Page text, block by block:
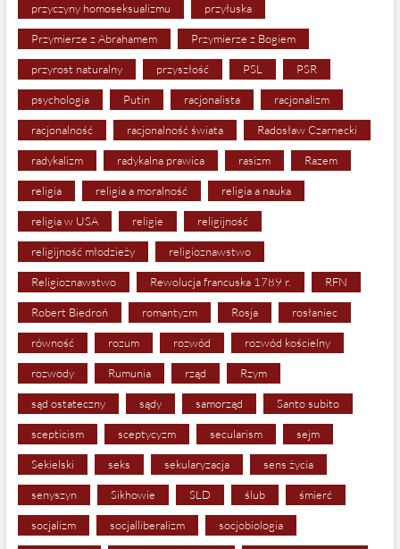
przyczyny homoseksualizmu przyłuska
Przymierze z Abrahamem Przymierze z Bogiem
przyrost naturalny przyszłość PSL PSR
psychologia Putin racjonalista racjonalizm
racjonalność racjonalność świata Radosław Czarnecki
radykalizm radykalna prawica rasizm Razem
religia religia a moralność religia a nauka
religia w USA religie religijność
religijność młodzieży religioznawstwo
Religioznawstwo Rewolucja francuska 1789 r. RFN
Robert Biedroń romantyzm Rosja rosłaniec
równość rozum rozwód rozwód kościelny
rozwody Rumunia rząd Rzym
sąd ostateczny sądy samorząd Santo subito
scepticism sceptycyzm secularism sejm
Sekielski seks sekularyzacja sens życia
senyszyn Sikhowie SLD ślub śmierć
socjalizm socjalliberalizm socjobiologia